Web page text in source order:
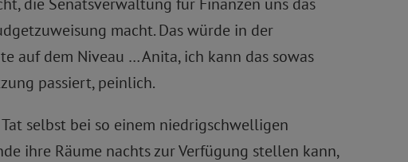
macht. Das würde in der
auf dem Niveau … Anita, ich kann das sowas
passiert, peinlich.
selbst bei so einem niedrigschwelligen
ihre Räume nachts zur Verfügung stellen kann,